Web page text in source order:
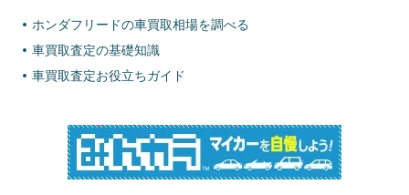
ホンダフリードの車買取相場を調べる
車買取査定の基礎知識
車買取査定お役立ちガイド